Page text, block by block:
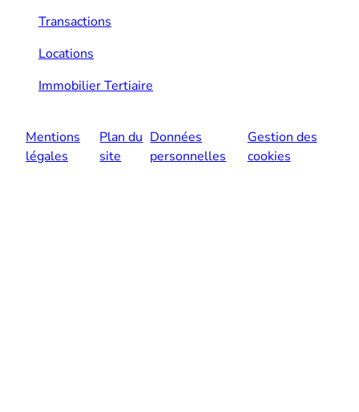
Transactions
Locations
Immobilier Tertiaire
Mentions
légales
Plan du
site
Données
personnelles
Gestion des
cookies